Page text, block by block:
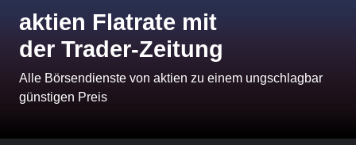
aktien Flatrate mit
der Trader-Zeitung
Alle Börsendienste von aktien zu einem ungschlagbar
günstigen Preis